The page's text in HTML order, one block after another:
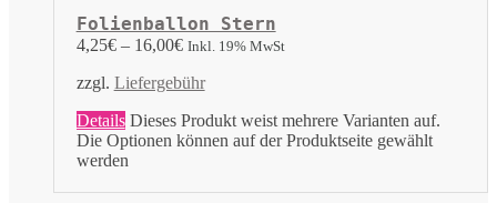
Folienballon Stern
4,25€– 16,00€ Inkl. 19% MwSt
zzgl. Liefergebühr
Details Dieses Produkt weist mehrere Varianten auf.
Die Optionen können auf der Produktseite gewählt
werden